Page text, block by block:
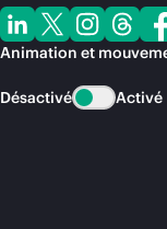
Animation et
Désactivé Activé